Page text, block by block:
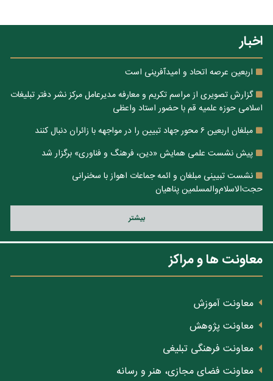
اخبار
اربعین عرصه اتحاد و امیدآفرینی است
گزارش تصویری از مراسم تکریم و معارفه مدیرعامل مرکز نشر دفتر تبلیغات
اسلامی حوزه علمیه قم با حضور استاد واعظی
مبلغان اربعین ۶ محور جهاد تبیین را در مواجهه با زائران دنبال کنند
پیش نشست علمی همایش «دین، فرهنگ و فناوری» برگزار شد
نشست تبیینی مبلغان و ائمه جماعات اهواز با سخنرانی
حجت‌الاسلام‌والمسلمین پناهیان
بيشتر
معاونت ها و مراکز
معاونت آموزش
معاونت پژوهش
معاونت فرهنگی تبلیغی
معاونت فضای مجازی، هنر و رسانه